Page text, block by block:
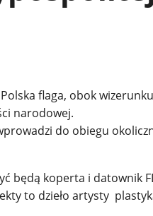
Polska flaga, obok
narodowej.
do obiegu
będą koperta i datownik
to dzieło artysty